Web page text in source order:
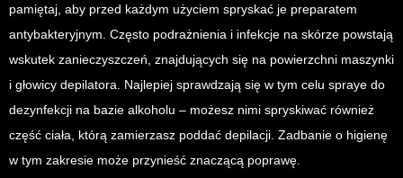
pamiętaj, aby przed każdym użyciem spryskać je preparatem
antybakteryjnym. Często podrażnienia i infekcje na skórze powstają
wskutek zanieczyszczeń, znajdujących się na powierzchni maszynki
i głowicy depilatora. Najlepiej sprawdzają się w tym celu spraye do
dezynfekcji na bazie alkoholu – możesz nimi spryskiwać również
część ciała, którą zamierzasz poddać depilacji. Zadbanie o higienę
w tym zakresie może przynieść znaczącą poprawę.